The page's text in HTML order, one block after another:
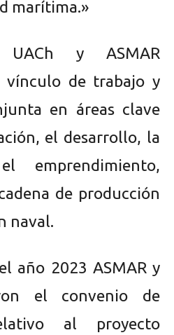
marítima.»
y ASMAR
vínculo de trabajo y
en áreas clave
el desarrollo, la
emprendimiento,
de producción
naval.
año 2023 ASMAR y
el convenio de
al proyecto